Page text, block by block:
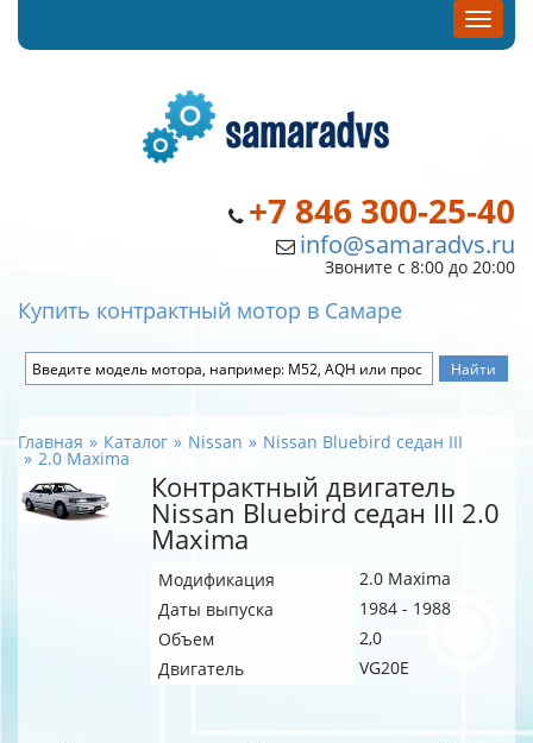
+7 846 300-25-40
info@samaradvs.ru
Звоните с 8:00 до 20:00
Купить контрактный мотор в Самаре
Главная Каталог Nissan Nissan Bluebird седан III
2.0 Maxima
Контрактный двигатель
Nissan Bluebird седан III 2.0
Maxima
Модификация
2.0 Maxima
Даты выпуска
1984 - 1988
Объем
2,0
Двигатель
VG20E